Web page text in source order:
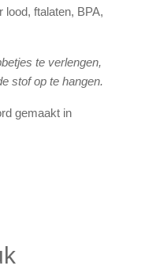
ftalaten, BPA,
te verlengen,
stof op te hangen.
gemaakt in